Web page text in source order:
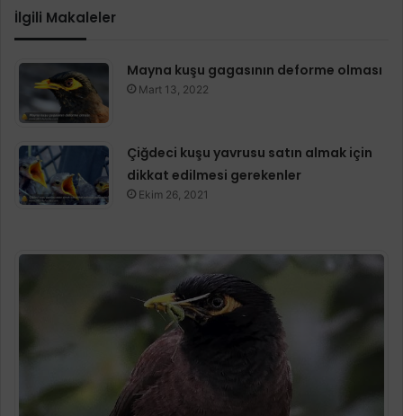
İlgili Makaleler
Mayna kuşu gagasının deforme olması
Mart 13, 2022
Çiğdeci kuşu yavrusu satın almak için
dikkat edilmesi gerekenler
Ekim 26, 2021